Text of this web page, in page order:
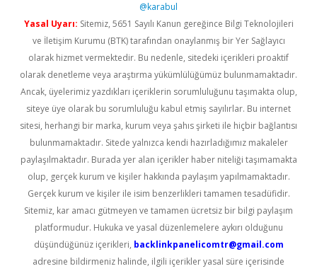
@karabul
Yasal Uyarı: Sitemiz, 5651 Sayılı Kanun gereğince Bilgi Teknolojileri
ve İletişim Kurumu (BTK) tarafından onaylanmış bir Yer Sağlayıcı
olarak hizmet vermektedir. Bu nedenle, sitedeki içerikleri proaktif
olarak denetleme veya araştırma yükümlülüğümüz bulunmamaktadır.
Ancak, üyelerimiz yazdıkları içeriklerin sorumluluğunu taşımakta olup,
siteye üye olarak bu sorumluluğu kabul etmiş sayılırlar. Bu internet
sitesi, herhangi bir marka, kurum veya şahıs şirketi ile hiçbir bağlantısı
bulunmamaktadır. Sitede yalnızca kendi hazırladığımız makaleler
paylaşılmaktadır. Burada yer alan içerikler haber niteliği taşımamakta
olup, gerçek kurum ve kişiler hakkında paylaşım yapılmamaktadır.
Gerçek kurum ve kişiler ile isim benzerlikleri tamamen tesadüfidir.
Sitemiz, kar amacı gütmeyen ve tamamen ücretsiz bir bilgi paylaşım
platformudur. Hukuka ve yasal düzenlemelere aykırı olduğunu
düşündüğünüz içerikleri, backlinkpanelicomtr@gmail.com
adresine bildirmeniz halinde, ilgili içerikler yasal süre içerisinde